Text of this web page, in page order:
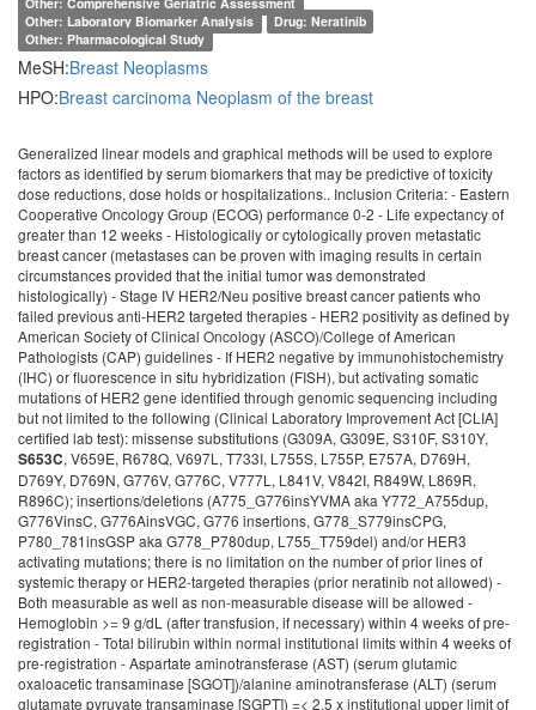
Other: Laboratory Biomarker Analysis
Drug: Neratinib
Other: Pharmacological Study
MeSH:Breast Neoplasms
HPO:Breast carcinoma Neoplasm of the breast
Generalized linear models and graphical methods will be used to explore
factors as identified by serum biomarkers that may be predictive of toxicity
dose reductions, dose holds or hospitalizations.. Inclusion Criteria: - Eastern
Cooperative Oncology Group (ECOG) performance 0-2 - Life expectancy of
greater than 12 weeks - Histologically or cytologically proven metastatic
breast cancer (metastases can be proven with imaging results in certain
circumstances provided that the initial tumor was demonstrated
histologically) - Stage IV HER2/Neu positive breast cancer patients who
failed previous anti-HER2 targeted therapies - HER2 positivity as defined by
American Society of Clinical Oncology (ASCO)/College of American
Pathologists (CAP) guidelines - If HER2 negative by immunohistochemistry
(IHC) or fluorescence in situ hybridization (FISH), but activating somatic
mutations of HER2 gene identified through genomic sequencing including
but not limited to the following (Clinical Laboratory Improvement Act [CLIA]
certified lab test): missense substitutions (G309A, G309E, S310F, S310Y,
S653C, V659E, R678Q, V697L, T733I, L755S, L755P, E757A, D769H,
D769Y, D769N, G776V, G776C, V777L, L841V, V842I, R849W, L869R,
R896C); insertions/deletions (A775_G776insYVMA aka Y772_A755dup,
G776VinsC, G776AinsVGC, G776 insertions, G778_S779insCPG,
P780_781insGSP aka G778_P780dup, L755_T759del) and/or HER3
activating mutations; there is no limitation on the number of prior lines of
systemic therapy or HER2-targeted therapies (prior neratinib not allowed) -
Both measurable as well as non-measurable disease will be allowed -
Hemoglobin >= 9 g/dL (after transfusion, if necessary) within 4 weeks of pre-
registration - Total bilirubin within normal institutional limits within 4 weeks of
pre-registration - Aspartate aminotransferase (AST) (serum glutamic
oxaloacetic transaminase [SGOT])/alanine aminotransferase (ALT) (serum
glutamate pyruvate transaminase [SGPT]) =< 2.5 x institutional upper limit of